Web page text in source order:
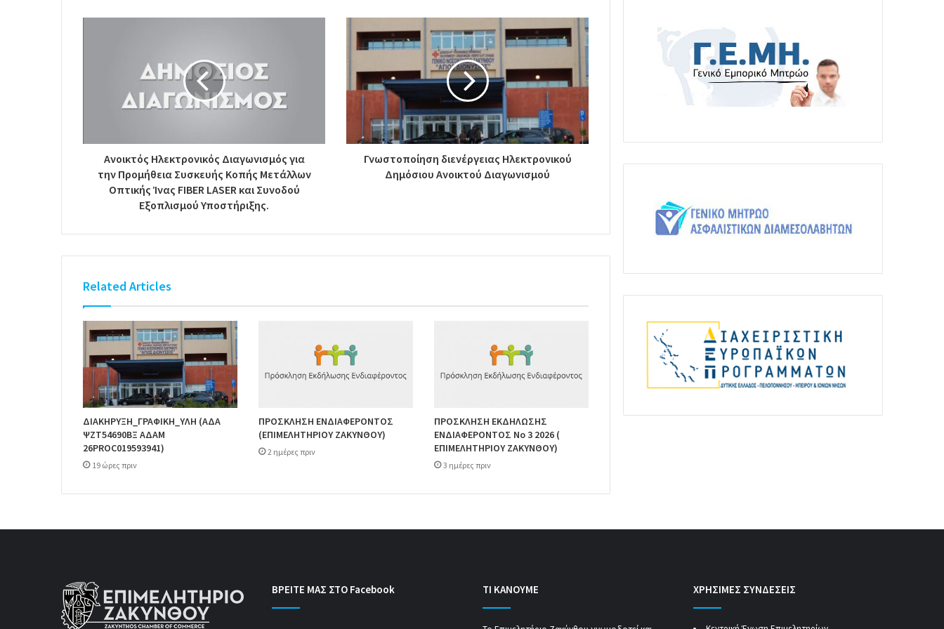
Ανοικτός Ηλεκτρονικός Διαγωνισμός για
την Προμήθεια Συσκευής Κοπής Μετάλλων
Οπτικής Ίνας FIBER LASER και Συνοδού
Εξοπλισμού Υποστήριξης.
Γνωστοποίηση διενέργειας Ηλεκτρονικού
Δημόσιου Ανοικτού Διαγωνισμού
Related Articles
ΔΙΑΚΗΡΥΞΗ_ΓΡΑΦΙΚΗ_ΥΛΗ (ΑΔΑ
ΨΖΤ54690ΒΞ ΑΔΑΜ
26PROC019593941)
19 ώρες πριν
ΠΡΟΣΚΛΗΣΗ ΕΝΔΙΑΦΕΡΟΝΤΟΣ
(ΕΠΙΜΕΛΗΤΗΡΙΟΥ ΖΑΚΥΝΘΟΥ)
2 ημέρες πριν
ΠΡΟΣΚΛΗΣΗ ΕΚΔΗΛΩΣΗΣ
ΕΝΔΙΑΦΕΡΟΝΤΟΣ Νο 3 2026 (
ΕΠΙΜΕΛΗΤΗΡΙΟΥ ΖΑΚΥΝΘΟΥ)
3 ημέρες πριν
ΒΡΕΙΤΕ ΜΑΣ ΣΤΟ Facebook ΤΙ ΚΑΝΟΥΜΕ ΧΡΗΣΙΜΕΣ ΣΥΝΔΕΣΕΙΣ